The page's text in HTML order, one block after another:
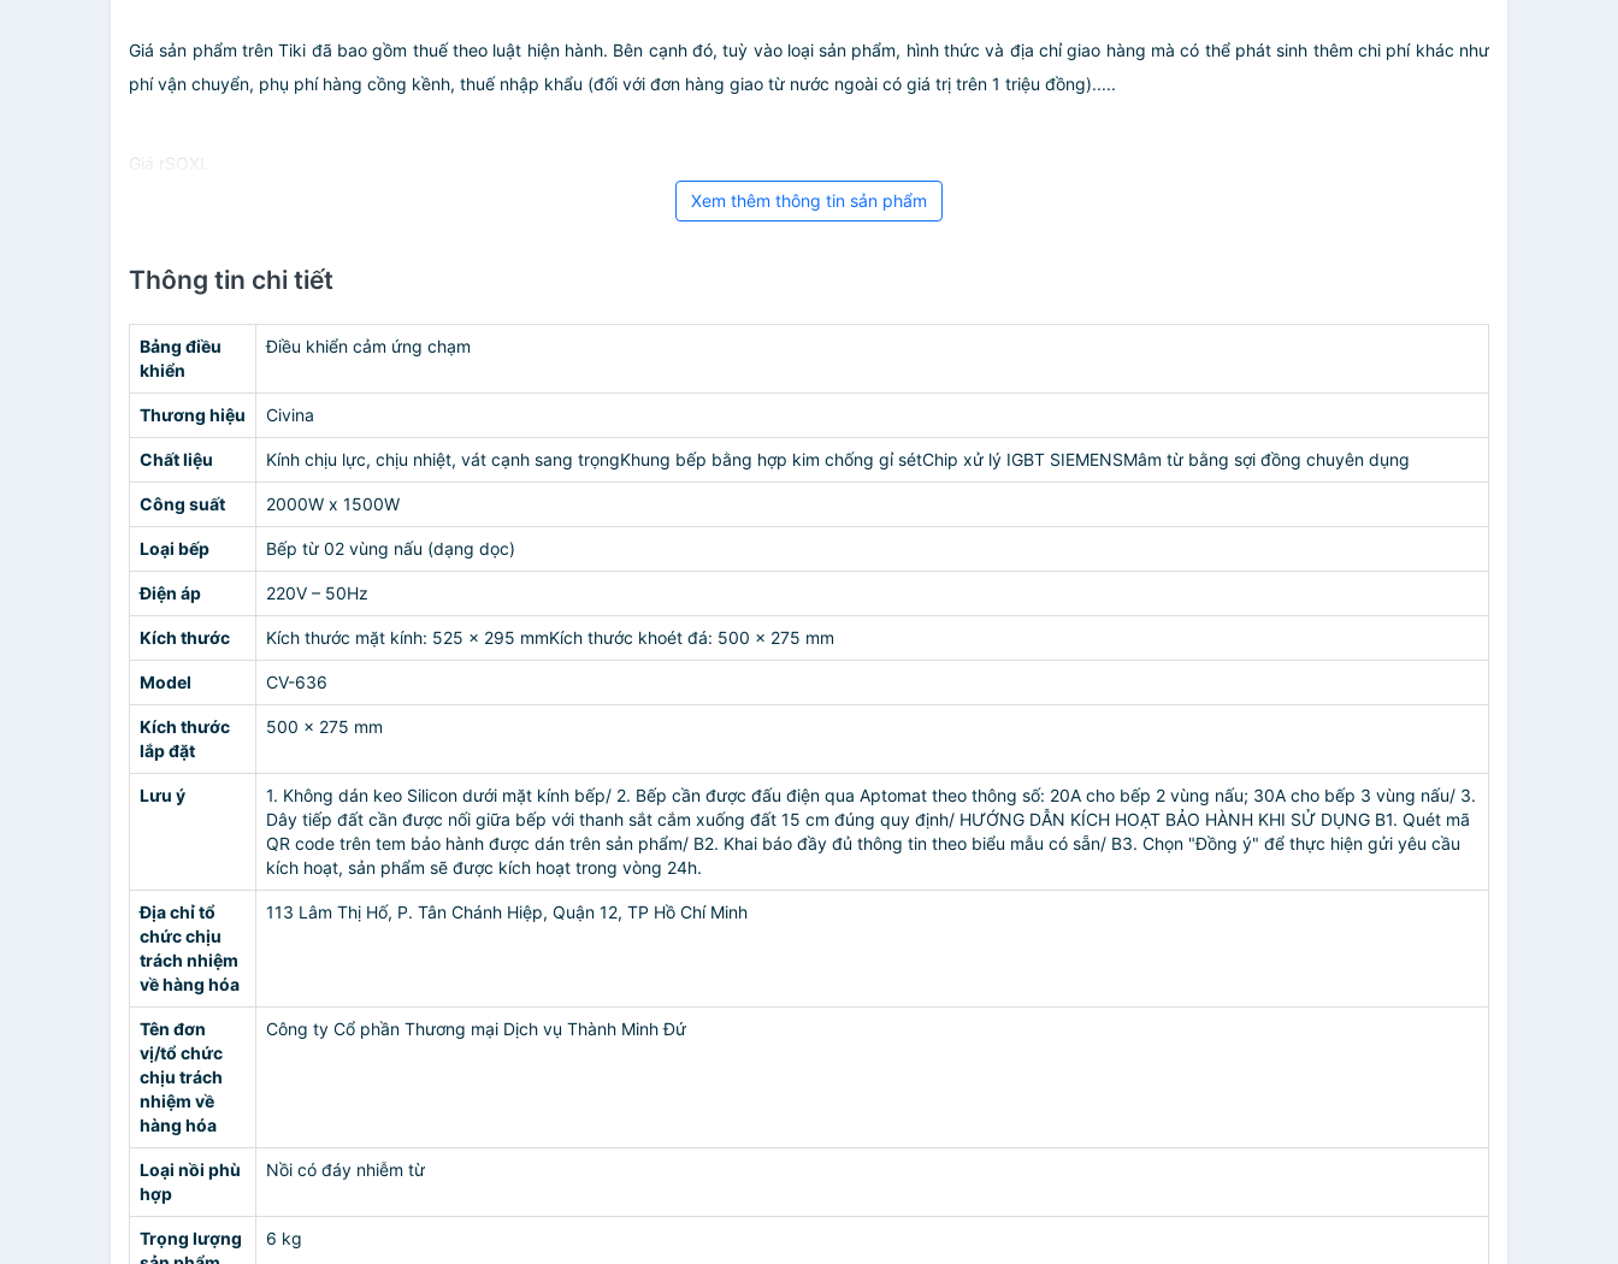
Giá sản phẩm trên Tiki đã bao gồm thuế theo luật hiện hành. Bên cạnh đó, tuỳ vào loại sản phẩm, hình thức và địa chỉ giao hàng mà có thể phát sinh thêm chi phí khác như
phí vận chuyển, phụ phí hàng cồng kềnh, thuế nhập khẩu (đối với đơn hàng giao từ nước ngoài có giá trị trên 1 triệu đồng).....
Giá rSOXL
Xem thêm thông tin sản phẩm
Thông tin chi tiết
Bảng điều
khiển
Điều khiển cảm ứng chạm
Thương hiệu Civina
Chất liệu Kính chịu lực, chịu nhiệt, vát cạnh sang trọngKhung bếp bằng hợp kim chống gỉ sétChip xử lý IGBT SIEMENSMâm từ bằng sợi đồng chuyên dụng
Công suất 2000W x 1500W
Loại bếp Bếp từ 02 vùng nấu (dạng dọc)
Điện áp 220V – 50Hz
Kích thước Kích thước mặt kính: 525 x 295 mmKích thước khoét đá: 500 x 275 mm
Model CV-636
Kích thước
lắp đặt
500 x 275 mm
Lưu ý
1. Không dán keo Silicon dưới mặt kính bếp/ 2. Bếp cần được đấu điện qua Aptomat theo thông số: 20A cho bếp 2 vùng nấu; 30A cho bếp 3 vùng nấu/ 3.
Dây tiếp đất cần được nối giữa bếp với thanh sắt cắm xuống đất 15 cm đúng quy định/ HƯỚNG DẪN KÍCH HOẠT BẢO HÀNH KHI SỬ DỤNG B1. Quét mã
QR code trên tem bảo hành được dán trên sản phẩm/ B2. Khai báo đầy đủ thông tin theo biểu mẫu có sẵn/ B3. Chọn "Đồng ý" để thực hiện gửi yêu cầu
kích hoạt, sản phẩm sẽ được kích hoạt trong vòng 24h.
Địa chỉ tổ
chức chịu
trách nhiệm
về hàng hóa
113 Lâm Thị Hố, P. Tân Chánh Hiệp, Quận 12, TP Hồ Chí Minh
Tên đơn
vị/tổ chức
chịu trách
nhiệm về
hàng hóa
Công ty Cổ phần Thương mại Dịch vụ Thành Minh Đứ
Loại nồi phù
hợp
Nồi có đáy nhiễm từ
Trọng lượng
6 kg